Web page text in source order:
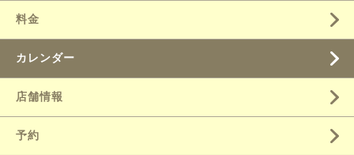
料金
カレンダー
店舗情報
予約